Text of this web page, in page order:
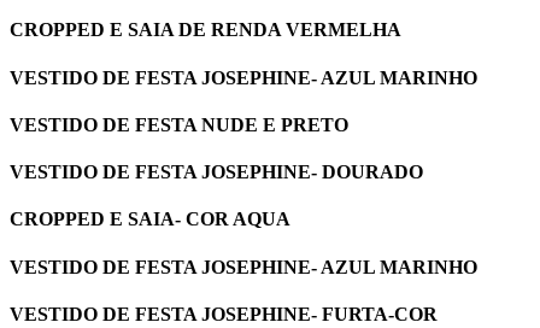
CROPPED E SAIA DE RENDA VERMELHA
VESTIDO DE FESTA JOSEPHINE- AZUL MARINHO
VESTIDO DE FESTA NUDE E PRETO
VESTIDO DE FESTA JOSEPHINE- DOURADO
CROPPED E SAIA- COR AQUA
VESTIDO DE FESTA JOSEPHINE- AZUL MARINHO
VESTIDO DE FESTA JOSEPHINE- FURTA-COR